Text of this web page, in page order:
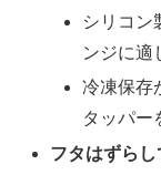
シリコン
ンジに適
冷凍保存
タッパー
フタはずら